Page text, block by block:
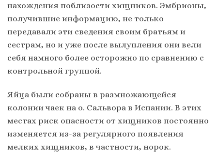
нахождения поблизости хищников. Эмбрионы,
получившие информацию, не только
передавали эти сведения своим братьям и
сестрам, но и уже после вылупления они вели
себя намного более осторожно по сравнению с
контрольной группой.
Яйца были собраны в размножающейся
колонии чаек на о. Сальвора в Испании. В этих
местах риск опасности от хищников постоянно
изменяется из-за регулярного появления
мелких хищников, в частности, норок.